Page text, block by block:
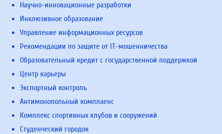
Научно-инновационные разработки
Инклюзивное образование
Управление информационных ресурсов
Рекомендации по защите от IT-мошенничества
Образовательный кредит с государственной поддержкой
Центр карьеры
Экспортный контроль
Антимонопольный комплаенс
Комплекс спортивных клубов и сооружений
Студенческий городок